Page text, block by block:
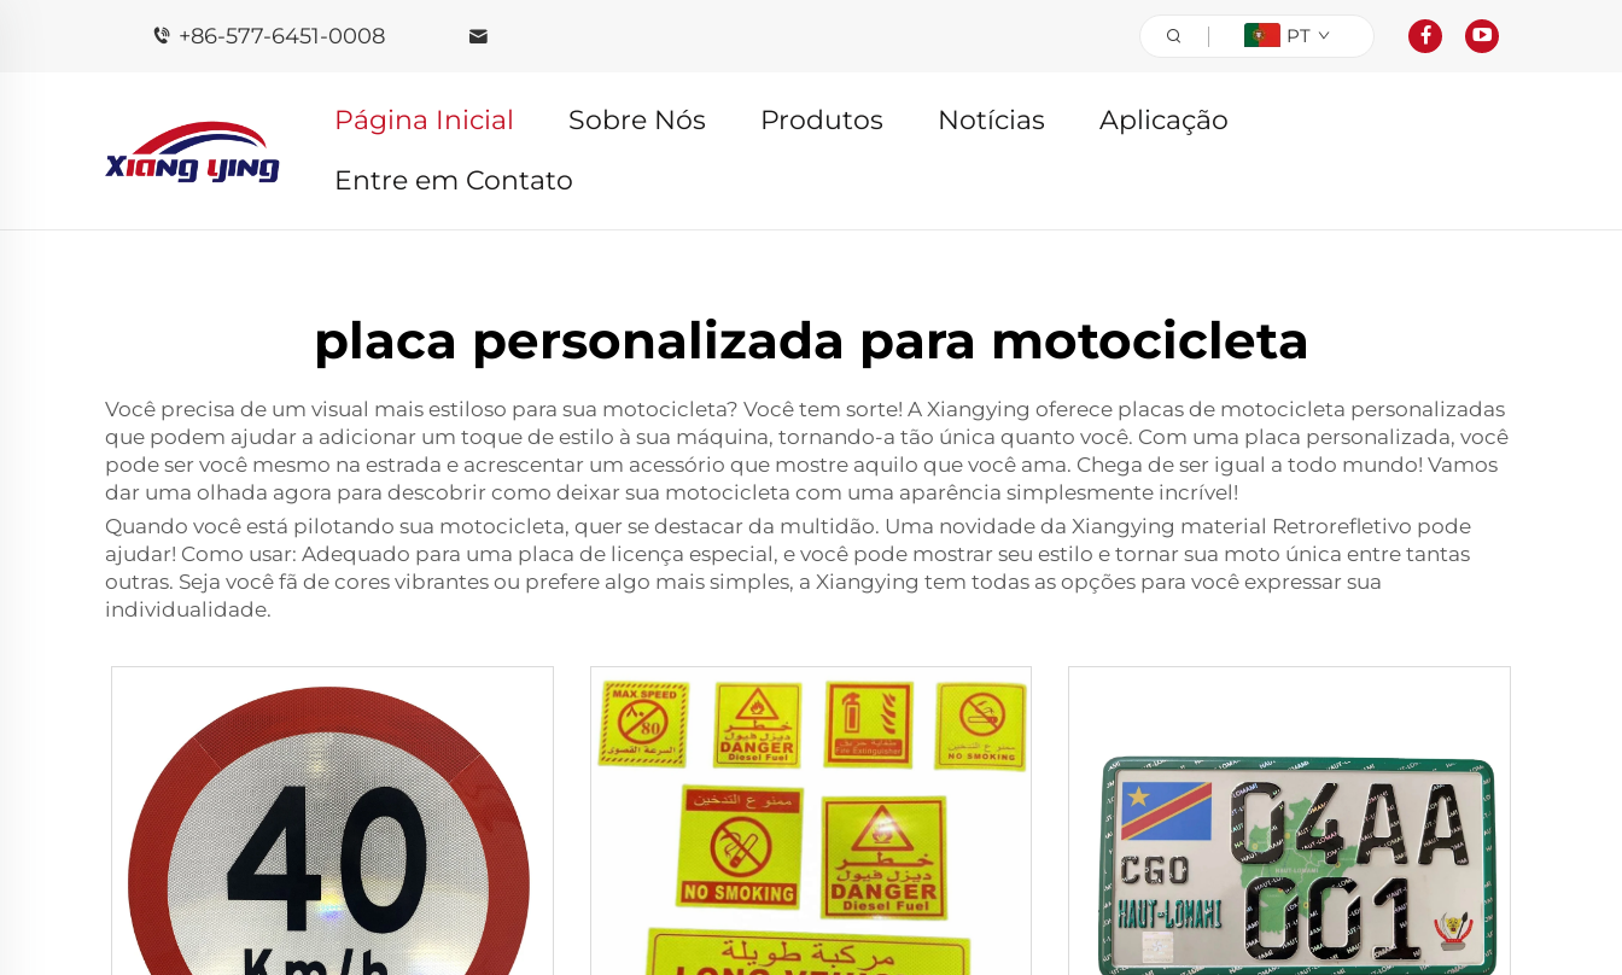
+86-577-6451-0008 PT
Página Inicial Sobre Nós Produtos Notícias
Aplicação
Entre em Contato
placa personalizada para motocicleta
Você precisa de um visual mais estiloso para sua motocicleta? Você tem sorte! A Xiangying oferece placas de motocicleta personalizadas
que podem ajudar a adicionar um toque de estilo à sua máquina, tornando-a tão única quanto você. Com uma placa personalizada, você
pode ser você mesmo na estrada e acrescentar um acessório que mostre aquilo que você ama. Chega de ser igual a todo mundo! Vamos
dar uma olhada agora para descobrir como deixar sua motocicleta com uma aparência simplesmente incrível!
Quando você está pilotando sua motocicleta, quer se destacar da multidão. Uma novidade da Xiangying material Retrorefletivo pode
ajudar! Como usar: Adequado para uma placa de licença especial, e você pode mostrar seu estilo e tornar sua moto única entre tantas
outras. Seja você fã de cores vibrantes ou prefere algo mais simples, a Xiangying tem todas as opções para você expressar sua
individualidade.